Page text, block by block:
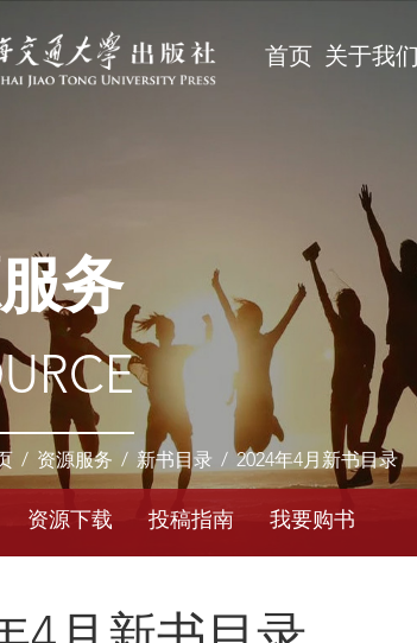
首页 关于我们
务
/ 资源服务 / 新书目录 / 2024年4月新书目录
资源下载 投稿指南 我要购书